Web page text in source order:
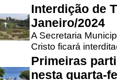
Interdição de
Janeiro/2024
A Secretaria
Cristo ficará
Primeiras
nesta quarta-